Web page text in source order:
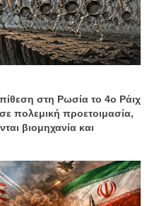
στη Ρωσία το 4ο Ράιχ
πολεμική προετοιμασία,
βιομηχανία και